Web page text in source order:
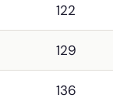
122
129
136